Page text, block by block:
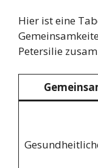
Hier ist eine
Petersilie